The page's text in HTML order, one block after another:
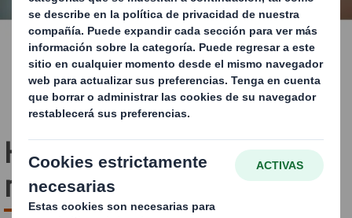
Haz este viaje con
nuestros expertos